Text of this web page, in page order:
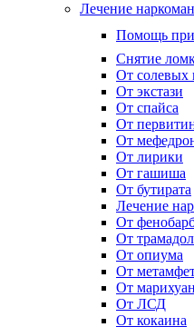
Лечение
Помощь при
Снятие
От солевых
От экстази
От спайса
От
От
От лирики
От гашиша
От бутирата
Лечение
От
От
От опиума
От
От
От ЛСД
От кокаина